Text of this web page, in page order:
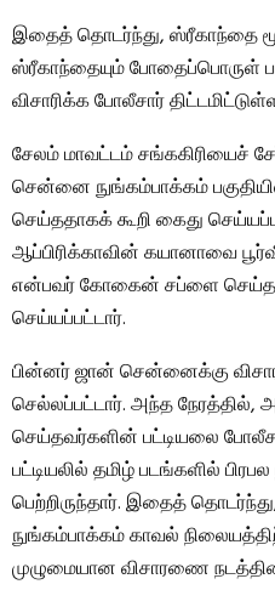
இதைத் தொடர்ந்து, ஸ்ரீகாந்தை
ஸ்ரீகாந்தையும் போதைப்பொருள்
விசாரிக்க போலீசார்
சேலம் மாவட்டம் சங்ககிரியைச்
சென்னை நுங்கம்பாக்கம்
செய்ததாகக் கூறி கைது
ஆப்பிரிக்காவின் கயானாவை
என்பவர் கோகைன் சப்ளை
செய்யப்பட்டார்.
பின்னர் ஜான் சென்னைக்கு
செல்லப்பட்டார். அந்த
செய்தவர்களின் பட்டியலை
பட்டியலில் தமிழ் படங்களில்
பெற்றிருந்தார். இதைத்
நுங்கம்பாக்கம் காவல்
முழுமையான விசாரணை